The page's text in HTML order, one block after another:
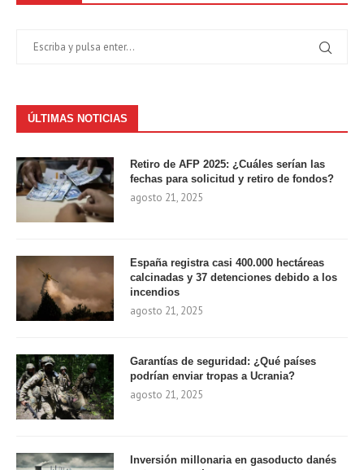
ÚLTIMAS NOTICIAS
Retiro de AFP 2025: ¿Cuáles serían las
fechas para solicitud y retiro de fondos?
agosto 21, 2025
España registra casi 400.000 hectáreas
calcinadas y 37 detenciones debido a los
incendios
agosto 21, 2025
Garantías de seguridad: ¿Qué países
podrían enviar tropas a Ucrania?
agosto 21, 2025
Inversión millonaria en gasoducto danés